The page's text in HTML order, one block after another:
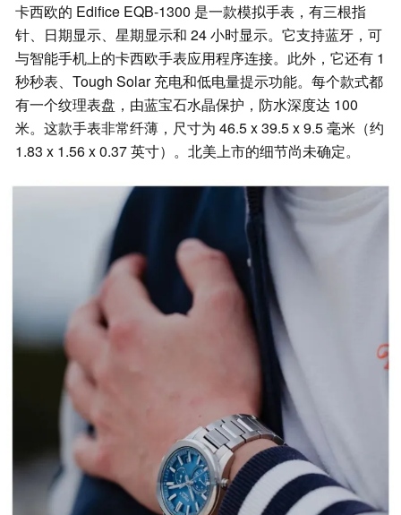
卡西欧的 Edifice EQB-1300 是一款模拟手表，有三根指
针、日期显示、星期显示和 24 小时显示。它支持蓝牙，可
与智能手机上的卡西欧手表应用程序连接。此外，它还有 1
秒秒表、Tough Solar 充电和低电量提示功能。每个款式都
有一个纹理表盘，由蓝宝石水晶保护，防水深度达 100
米。这款手表非常纤薄，尺寸为 46.5 x 39.5 x 9.5 毫米（约
1.83 x 1.56 x 0.37 英寸）。北美上市的细节尚未确定。